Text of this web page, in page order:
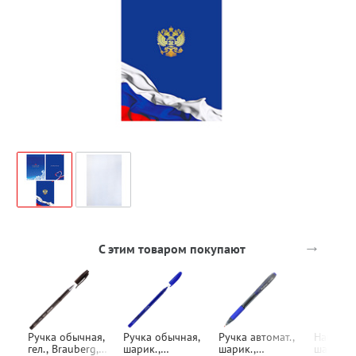
С этим товаром покупают →
Ручка обычная,
гел., Brauberg,
Ручка обычная,
шарик.,
Ручка автомат.,
шарик.,
Набор